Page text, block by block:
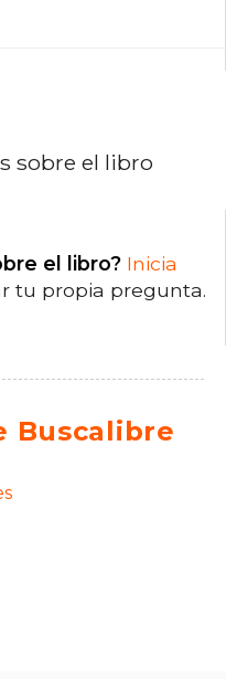
sobre el libro
el libro? Inicia
tu propia pregunta.
Buscalibre